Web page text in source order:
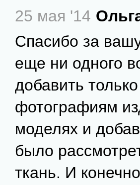
25 мая '14
Спасибо за
еще ни одного
добавить
фотографиям
моделях и
было
ткань. И